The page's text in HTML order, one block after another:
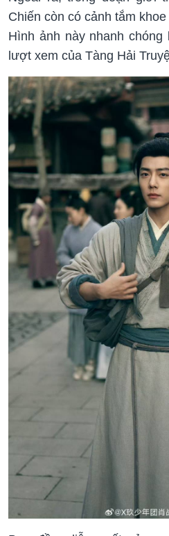
Chiến còn có cảnh tắm
Hình ảnh này nhanh
lượt xem của Tàng Hải